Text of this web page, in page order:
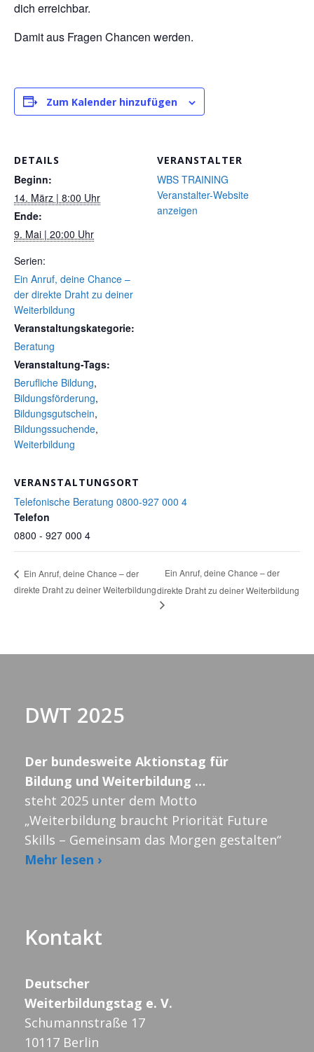
dich erreichbar.
Damit aus Fragen Chancen werden.
Zum Kalender hinzufügen
DETAILS
Beginn:
14. März | 8:00 Uhr
Ende:
9. Mai | 20:00 Uhr
Serien:
Ein Anruf, deine Chance –
der direkte Draht zu deiner
Weiterbildung
Veranstaltungskategorie:
Beratung
Veranstaltung-Tags:
Berufliche Bildung,
Bildungsförderung,
Bildungsgutschein,
Bildungssuchende,
Weiterbildung
VERANSTALTER
WBS TRAINING
Veranstalter-Website
anzeigen
VERANSTALTUNGSORT
Telefonische Beratung 0800-927 000 4
Telefon
0800 - 927 000 4
Ein Anruf, deine Chance – der
direkte Draht zu deiner Weiterbildung
Ein Anruf, deine Chance – der
direkte Draht zu deiner Weiterbildung
DWT 2025
Der bundesweite Aktionstag für
Bildung und Weiterbildung …
steht 2025 unter dem Motto
„Weiterbildung braucht Priorität Future
Skills – Gemeinsam das Morgen gestalten“
Mehr lesen ›
Kontakt
Deutscher
Weiterbildungstag e. V.
Schumannstraße 17
10117 Berlin